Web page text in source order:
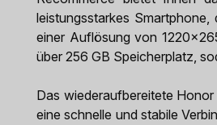
leistungsstarkes
einer Auflösung von
über 256 GB Speicherplatz,
Das wiederaufbereitete
eine schnelle und stabile